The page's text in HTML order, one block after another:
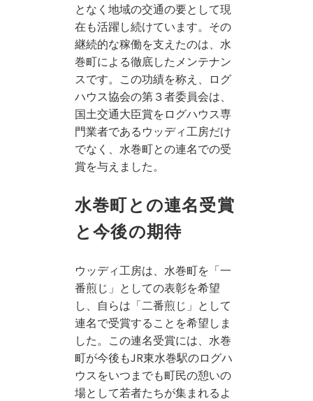
となく地域の交通の要として現
在も活躍し続けています。 その
継続的な稼働を支えたのは、水
巻町による徹底したメンテナン
スです。この功績を称え、ログ
ハウス協会の第３者委員会は、
国土交通大臣賞をログハウス専
門業者であるウッディ工房だけ
でなく、水巻町との連名での受
賞を与えました。
水巻町との連名受賞
と今後の期待
ウッディ工房は、水巻町を「一
番煎じ」としての表彰を希望
し、自らは「二番煎じ」として
連名で受賞することを希望しま
した。 この連名受賞には、水巻
町が今後もJR東水巻駅のログハ
ウスをいつまでも町民の憩いの
場として若者たちが集まれるよ